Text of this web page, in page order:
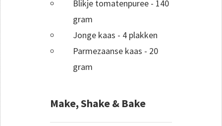
Blikje tomatenpuree - 140
gram
Jonge kaas - 4 plakken
Parmezaanse kaas - 20
gram
Make, Shake & Bake